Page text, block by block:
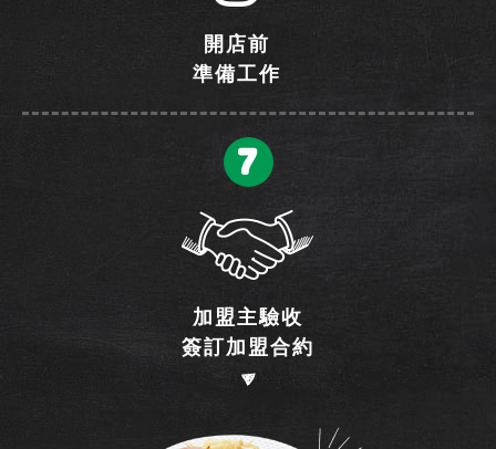
開店前
準備工作
7
加盟主驗收
簽訂加盟合約